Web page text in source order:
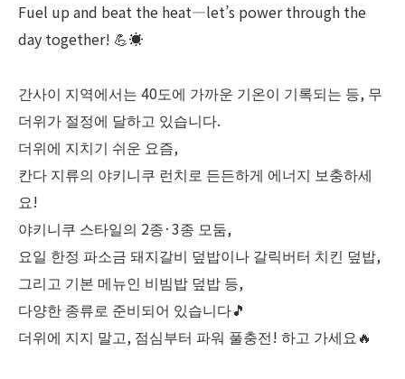
Fuel up and beat the heat—let’s power through the
day together! 💪☀️
간사이 지역에서는 40도에 가까운 기온이 기록되는 등, 무
더위가 절정에 달하고 있습니다.
더위에 지치기 쉬운 요즘,
칸다 지류의 야키니쿠 런치로 든든하게 에너지 보충하세
요!
야키니쿠 스타일의 2종·3종 모둠,
요일 한정 파소금 돼지갈비 덮밥이나 갈릭버터 치킨 덮밥,
그리고 기본 메뉴인 비빔밥 덮밥 등,
다양한 종류로 준비되어 있습니다🎵
더위에 지지 말고, 점심부터 파워 풀충전! 하고 가세요🔥